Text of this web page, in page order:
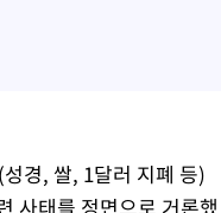
경, 쌀, 1달러 지폐 등)
사태를 정면으로 거론했